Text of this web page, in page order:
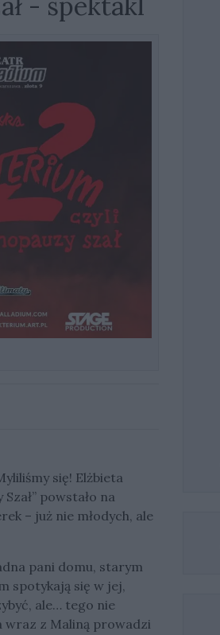
się! Elżbieta
powstało na
– już nie młodych, ale
pani domu, starym
spotykają się w jej,
ale… tego nie
wraz z Maliną prowadzi